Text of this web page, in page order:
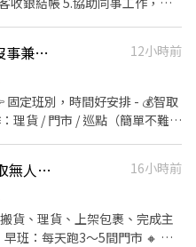
吉街26號 土城明德店：新北市
：新北市土城區中正路67巷20
6號 土城金安 - 智取店：新北
新北市土城區學府路一段91號 土
99巷11號 土城裕生 - 智取
門店缺額有限，可應徵多間店
上詢問或 ☎️來電諮詢 0908925603 白先生
夜班$269 ✅工作地點：(可自選
延吉街26號與28號1樓 土城金
- 智取店 新北市土城區裕生路
四個月以上 💡皆會提供完整
💡員工福利：享汽機車油資補
【👉土城】🦐智取店🔥/下班沒事兼職首選／幫自己加薪💰💰
12小時前
定班別，時間好安排 - 💰智取
理貨 / 門市 / 巡點（簡單不難）
號1樓 🕐 早班08:00~13:30 晚
https://lin.ee/Tmccugo
卡位！
時薪229~249⚡土城區 蝦皮智取無人店PT🎈無經驗OK/固定班別
16小時前
貨、理貨、上架包裹、完成主
班：每天跑3～5間門市 🔸 晚